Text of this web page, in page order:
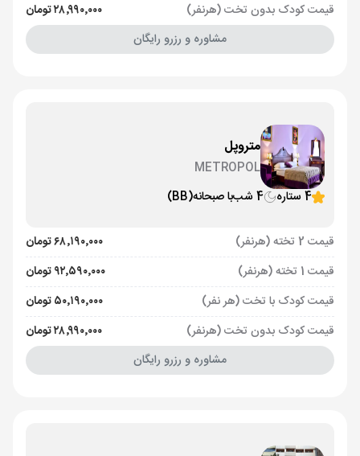
قیمت کودک بدون تخت (هرنفر)
۲۸٬۹۹۰٬۰۰۰ تومان
مشاوره و رزرو رایگان
متروپل
METROPOL
4 ستاره
4 شب با صبحانه(BB)
قیمت 2 تخته (هرنفر)
۶۸٬۱۹۰٬۰۰۰ تومان
قیمت 1 تخته (هرنفر)
۹۲٬۵۹۰٬۰۰۰ تومان
قیمت کودک با تخت (هر نفر)
۵۰٬۱۹۰٬۰۰۰ تومان
قیمت کودک بدون تخت (هرنفر)
۲۸٬۹۹۰٬۰۰۰ تومان
مشاوره و رزرو رایگان